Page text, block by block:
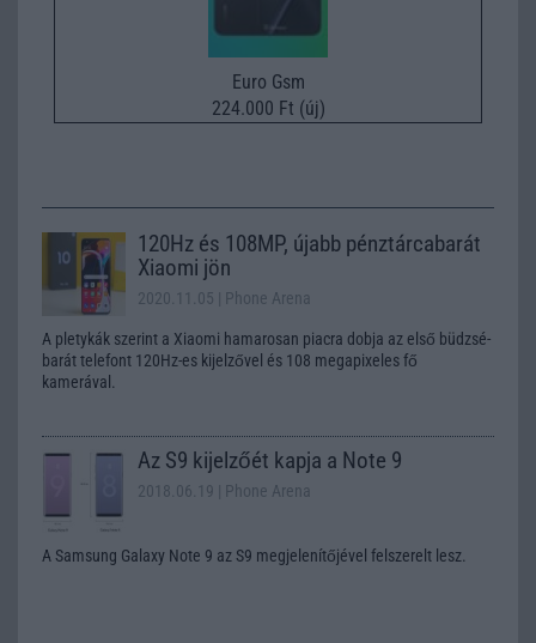
Euro Gsm
224.000 Ft (új)
120Hz és 108MP, újabb pénztárcabarát
Xiaomi jön
2020.11.05 | Phone Arena
A pletykák szerint a Xiaomi hamarosan piacra dobja az első büdzsé-
barát telefont 120Hz-es kijelzővel és 108 megapixeles fő
kamerával.
Az S9 kijelzőét kapja a Note 9
2018.06.19 | Phone Arena
A Samsung Galaxy Note 9 az S9 megjelenítőjével felszerelt lesz.